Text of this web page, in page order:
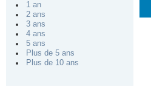
1 an
2 ans
3 ans
4 ans
5 ans
Plus de 5 ans
Plus de 10 ans